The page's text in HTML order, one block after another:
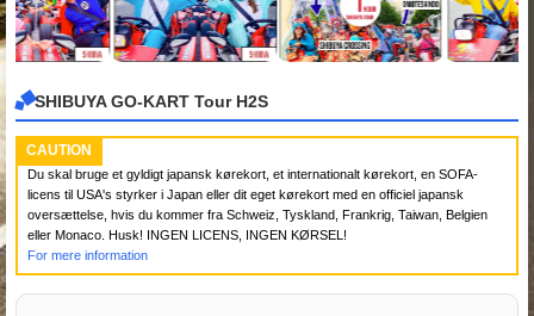
SHIBUYA GO-KART Tour H2S
CAUTION
Du skal bruge et gyldigt japansk kørekort, et internationalt kørekort, en SOFA-
licens til USA's styrker i Japan eller dit eget kørekort med en officiel japansk
oversættelse, hvis du kommer fra Schweiz, Tyskland, Frankrig, Taiwan, Belgien
eller Monaco. Husk! INGEN LICENS, INGEN KØRSEL!
For mere information